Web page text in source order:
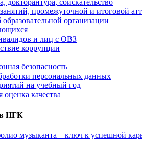
докторантура, соискательство
промежуточной и итоговой
организации
и лиц с ОВЗ
коррупции
безопасность
персональных данных
на учебный год
оценка качества
в НГК
музыканта – ключ к успешной